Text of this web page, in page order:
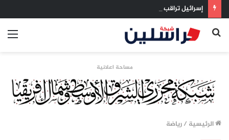
بحث
مساحة اعلانية
الرئيسية /رياضة